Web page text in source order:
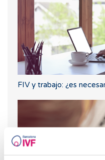
FIV y trabajo: ¿es